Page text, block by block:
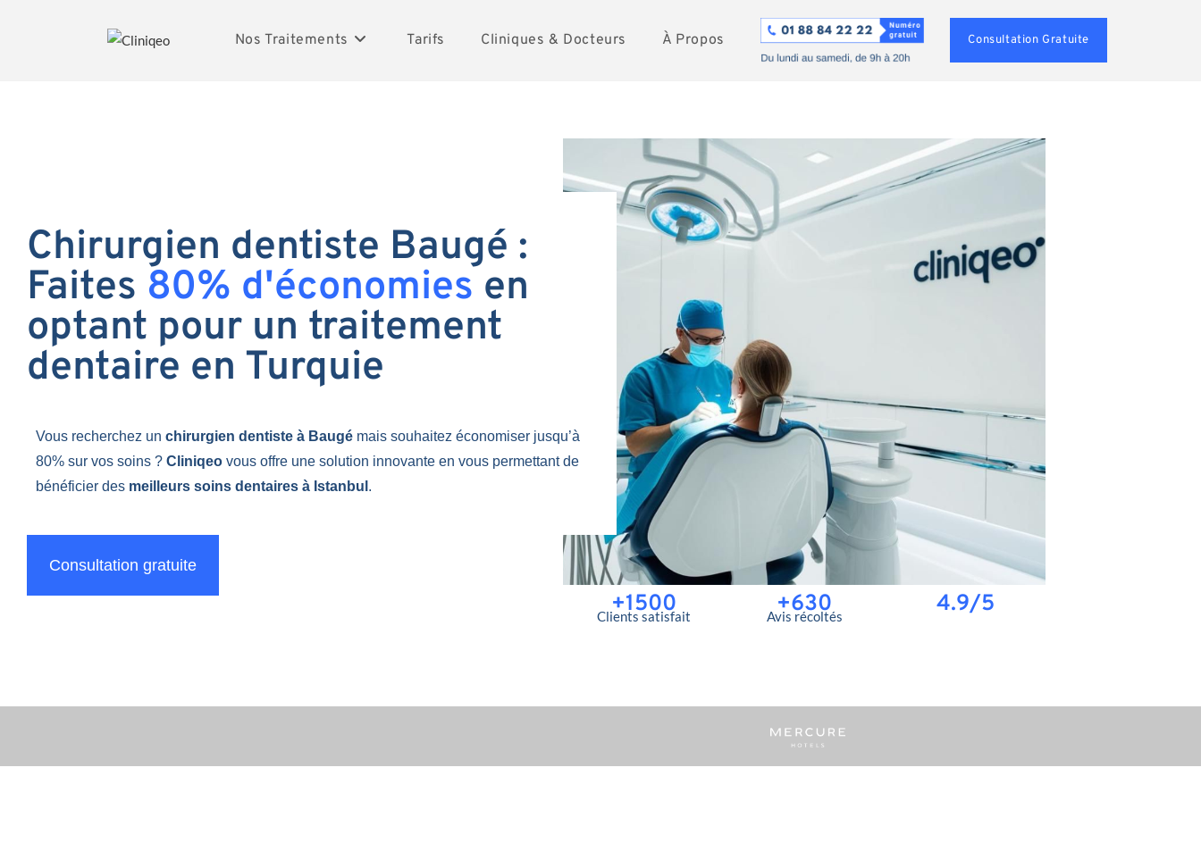
Nos Traitements Tarifs Cliniques & Docteurs À Propos Consultation Gratuite
Chirurgien dentiste Baugé :
Faites 80% d'économies en
optant pour un traitement
dentaire en Turquie
Vous recherchez un chirurgien dentiste à Baugé mais souhaitez économiser jusqu’à
80% sur vos soins ? Cliniqeo vous offre une solution innovante en vous permettant de
bénéficier des meilleurs soins dentaires à Istanbul .
Consultation gratuite
+1500
Clients satisfait +630
Avis récoltés 4.9/5